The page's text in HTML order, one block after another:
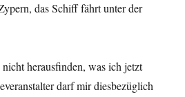
das Schiff fährt unter der
herausfinden, was ich jetzt
darf mir diesbezüglich